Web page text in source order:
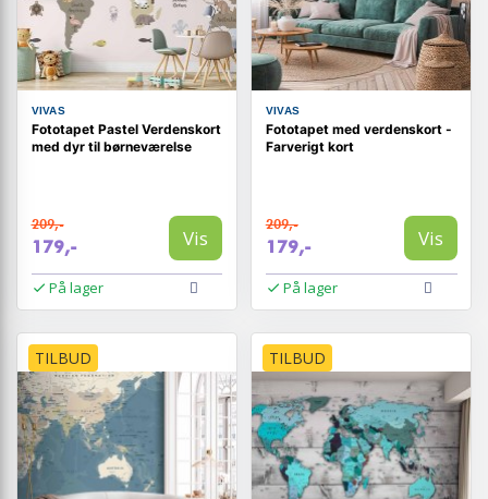
VIVAS
Fototapet Pastel Verdenskort
med dyr til børneværelse
209,-
179,- Vis
På lager
VIVAS
Fototapet med verdenskort -
Farverigt kort
209,-
179,- Vis
På lager
TILBUD TILBUD